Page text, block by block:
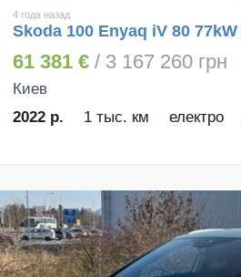
4 года назад
Skoda 100 Enyaq iV 80 77kW
61 381 € / 3 167 260 грн
Киев
2022 р.
1 тыс. км електро